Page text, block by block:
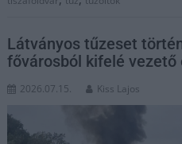
Látványos tűzeset
fővárosból kifelé
2026.07.15. Kiss Lajos